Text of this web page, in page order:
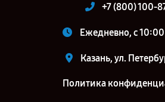
+7 (800) 100-
Ежедневно, с
Казань, ул.
Политика